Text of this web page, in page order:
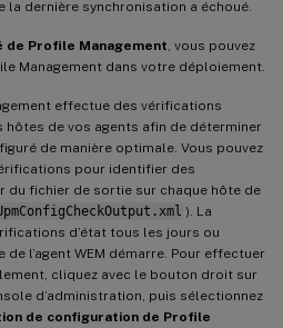
la dernière synchronisation a échoué.
de Profile Management , vous pouvez
Management dans votre déploiement.
effectue des vérifications
de vos agents afin de déterminer
de manière optimale. Vous pouvez
pour identifier des
fichier de sortie sur chaque hôte de
). La
d’état tous les jours ou
l’agent WEM démarre. Pour effectuer
cliquez avec le bouton droit sur
d’administration, puis sélectionnez
de configuration de Profile